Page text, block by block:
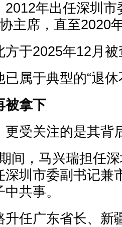
2012年出任深圳
主席，直至2020
方于2025年12月被
属于典型的“退
被拿下
更受关注的是其背
间，马兴瑞担任
深圳市委副书记兼
共事。
升任广东省长、新